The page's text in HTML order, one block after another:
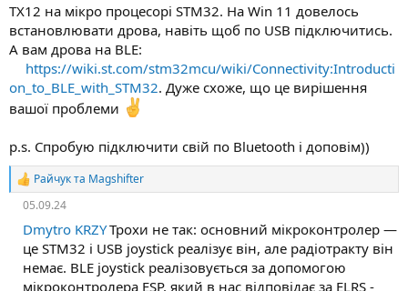
TX12 на мікро процесорі STM32. На Win 11 довелось
встановлювати дрова, навіть щоб по USB підключитись.
А вам дрова на BLE:
https://wiki.st.com/stm32mcu/wiki/Connectivity:Introducti
on_to_BLE_with_STM32. Дуже схоже, що це вирішення
вашої проблеми
p.s. Спробую підключити свій по Bluetooth і доповім))
Р
Райчукта Magshifter
05.09.24
Dmytro KRZYТрохи не так: основний мікроконтролер —
це STM32 і USB joystick реалізує він, але радіотракту він
немає. BLE joystick реалізовується за допомогою
мікроконтролера ESP, який в нас відповідає за ELRS -